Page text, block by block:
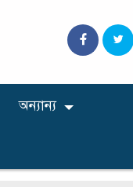
অন্যান্য